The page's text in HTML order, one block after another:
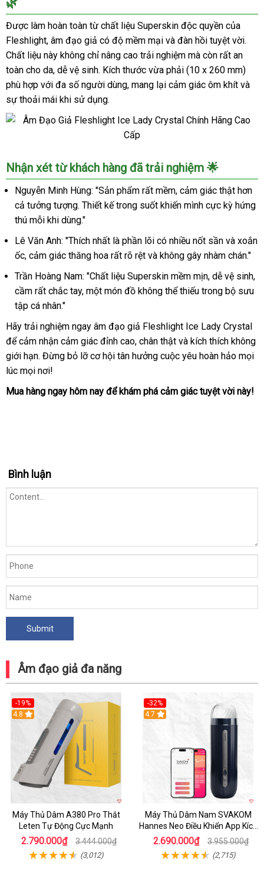
Giả
Fleshlight
Ice
Lady
Crystal
Chính
Hãng
Cao
🌿
Được làm hoàn toàn từ chất liệu Superskin độc quyền của
Fleshlight, âm đạo giả có độ mềm mại và đàn hồi tuyệt vời.
Chất liệu này không chỉ nâng cao trải nghiệm mà còn rất an
toàn cho da, dễ vệ sinh. Kích thước vừa phải (10 x 260 mm)
phù hợp với đa số người dùng, mang lại cảm giác ôm khít và
sự thoải mái khi sử dụng.
Âm
Đạo
Giả
Fleshlight
Ice
Lady
Crystal
Chính
Cao
Cấp
Nhận xét từ khách hàng đã trải nghiệm 🌟
Nguyễn Minh Hùng: "Sản phẩm rất mềm, cảm giác thật hơn
cả tưởng tượng. Thiết kế trong suốt khiến mình cực kỳ hứng
thú mỗi khi dùng."
Lê Văn Anh: "Thích nhất là phần lõi có nhiều nốt sần và xoắn
ốc, cảm giác thăng hoa rất rõ rệt và không gây nhàm chán."
Trần Hoàng Nam: "Chất liệu Superskin mềm mịn, dễ vệ sinh,
cầm rất chắc tay, một món đồ không thể thiếu trong bộ sưu
tập cá nhân."
Hãy trải nghiệm ngay âm đạo giả Fleshlight Ice Lady Crystal
để cảm nhận cảm giác đỉnh cao, chân thật và kích thích không
giới hạn. Đừng bỏ lỡ cơ hội tân hưởng cuộc yêu hoàn hảo mọi
lúc mọi nơi!
Mua hàng ngay hôm nay để khám phá cảm giác tuyệt vời này!
Bình luận
Âm đạo giả đa năng
-19%
Hot
4.8
Máy Thủ Dâm A380 Pro Thắt
Leten Tự Động Cực Mạnh
2.790.000₫ 3.444.000₫
(3,012)
-32%
Hot
4.7
Máy Thủ Dâm Nam SVAKOM
Hannes Neo Điều Khiển App Kích
Thích
2.690.000₫ 3.955.000₫
(2,715)